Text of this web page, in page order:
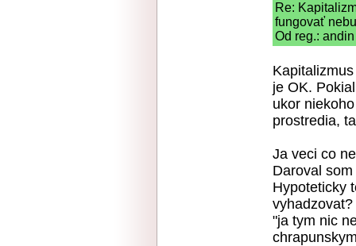
Re:
fungovať
Od reg.:
je OK.
ukor
prostredia,
Ja veci co
Daroval
Hypoteticky
vyhadzovat?
"ja tym nic